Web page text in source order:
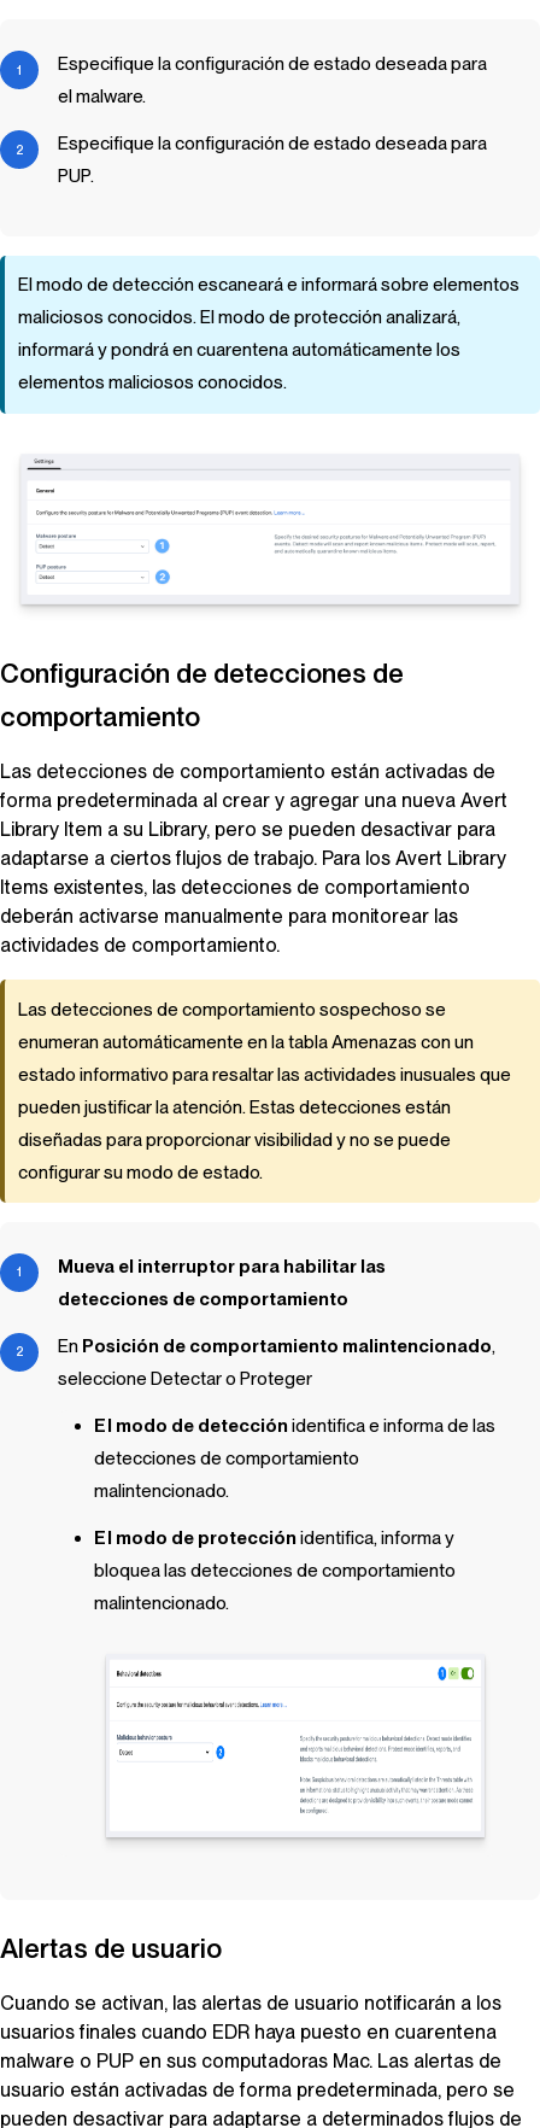
Especifique la configuración de estado deseada para
el malware.
Especifique la configuración de estado deseada para
PUP.
El modo de detección escaneará e informará sobre elementos
maliciosos conocidos. El modo de protección analizará,
informará y pondrá en cuarentena automáticamente los
elementos maliciosos conocidos.
Configuración de detecciones de
comportamiento
Las detecciones de comportamiento están activadas de
forma predeterminada al crear y agregar una nueva Avert
Library Item a su Library, pero se pueden desactivar para
adaptarse a ciertos flujos de trabajo. Para los Avert Library
Items existentes, las detecciones de comportamiento
deberán activarse manualmente para monitorear las
actividades de comportamiento.
Las detecciones de comportamiento sospechoso se
enumeran automáticamente en la tabla Amenazas con un
estado informativo para resaltar las actividades inusuales que
pueden justificar la atención. Estas detecciones están
diseñadas para proporcionar visibilidad y no se puede
configurar su modo de estado.
Mueva el interruptor para habilitar las
detecciones de comportamiento
En Posición de comportamiento malintencionado,
seleccione Detectar o Proteger
El modo de detecciónidentifica e informa de las
detecciones de comportamiento
malintencionado.
El modo de protecciónidentifica, informa y
bloquea las detecciones de comportamiento
malintencionado.
Alertas de usuario
Cuando se activan, las alertas de usuario notificarán a los
usuarios finales cuando EDR haya puesto en cuarentena
malware o PUP en sus computadoras Mac. Las alertas de
usuario están activadas de forma predeterminada, pero se
pueden desactivar para adaptarse a determinados flujos de